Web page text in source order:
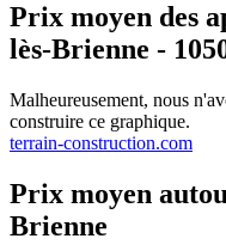
Prix moyen des
lès-Brienne -
Malheureusement, nous
construire ce graphique.
terrain-construction.com
Prix moyen
Brienne